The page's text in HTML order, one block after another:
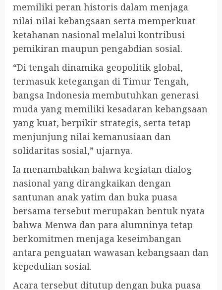
memiliki peran historis dalam menjaga
nilai-nilai kebangsaan serta memperkuat
ketahanan nasional melalui kontribusi
pemikiran maupun pengabdian sosial.
“Di tengah dinamika geopolitik global,
termasuk ketegangan di Timur Tengah,
bangsa Indonesia membutuhkan generasi
muda yang memiliki kesadaran kebangsaan
yang kuat, berpikir strategis, serta tetap
menjunjung nilai kemanusiaan dan
solidaritas sosial,” ujarnya.
Ia menambahkan bahwa kegiatan dialog
nasional yang dirangkaikan dengan
santunan anak yatim dan buka puasa
bersama tersebut merupakan bentuk nyata
bahwa Menwa dan para alumninya tetap
berkomitmen menjaga keseimbangan
antara penguatan wawasan kebangsaan dan
kepedulian sosial.
Acara tersebut ditutup dengan buka puasa